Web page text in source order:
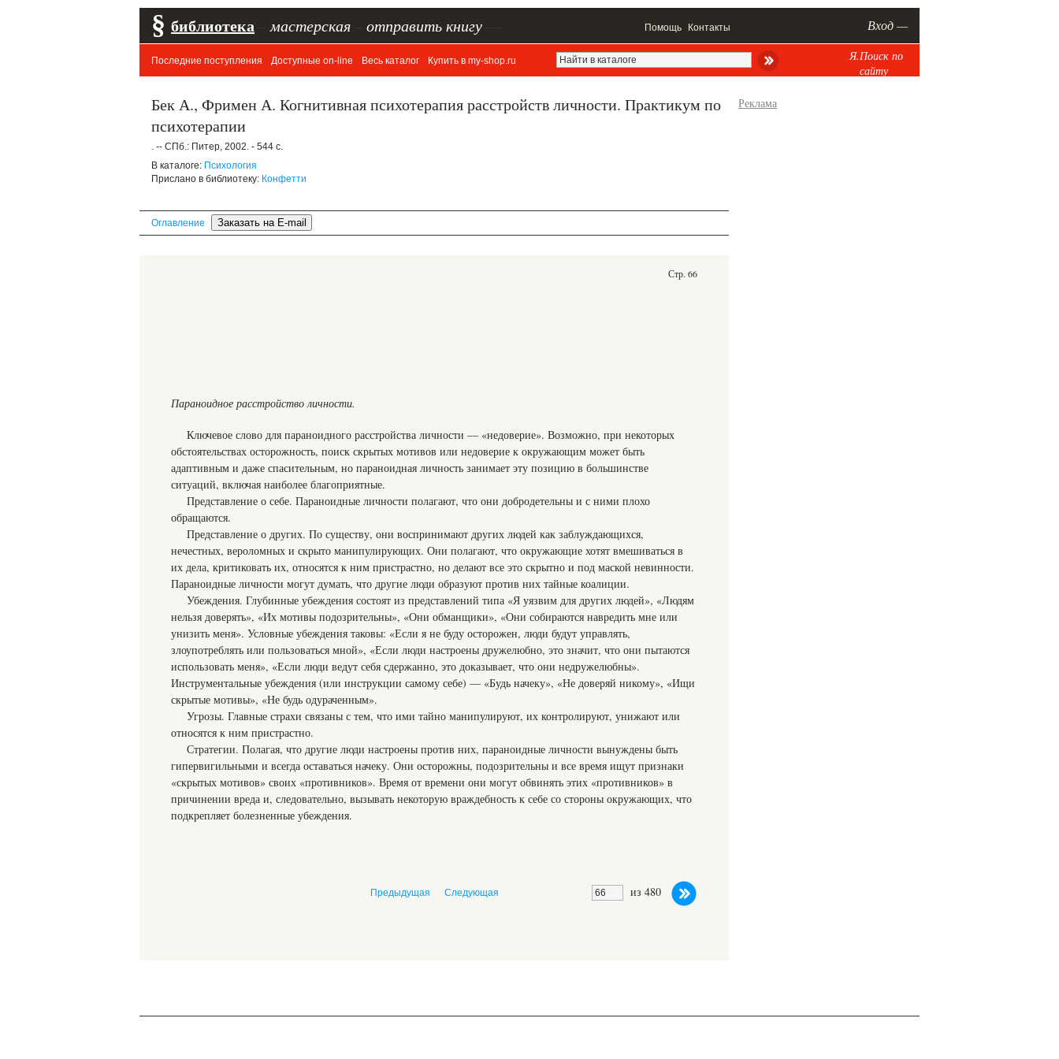
§ библиотека мастерская отправить книгу Помощь Контакты Вход —
Последние поступления Доступные on-line Весь каталог Купить в my-shop.ru
Я.Поиск по
сайту
Бек А., Фримен А. Когнитивная психотерапия расстройств личности. Практикум по
психотерапии
. -- СПб.: Питер, 2002. - 544 с.
В каталоге: Психология
Прислано в библиотеку: Конфетти
Оглавление
Стр. 66
Параноидное расстройство личности.
Ключевое слово для параноидного расстройства личности — «недоверие». Возможно, при некоторых
обстоятельствах осторожность, поиск скрытых мотивов или недоверие к окружающим может быть
адаптивным и даже спасительным, но параноидная личность занимает эту позицию в большинстве
ситуаций, включая наиболее благоприятные.
Представление о себе. Параноидные личности полагают, что они добродетельны и с ними плохо
обращаются.
Представление о других. По существу, они воспринимают других людей как заблуждающихся,
нечестных, вероломных и скрыто манипулирующих. Они полагают, что окружающие хотят вмешиваться в
их дела, критиковать их, относятся к ним пристрастно, но делают все это скрытно и под маской невинности.
Параноидные личности могут думать, что другие люди образуют против них тайные коалиции.
Убеждения. Глубинные убеждения состоят из представлений типа «Я уязвим для других людей», «Людям
нельзя доверять», «Их мотивы подозрительны», «Они обманщики», «Они собираются навредить мне или
унизить меня». Условные убеждения таковы: «Если я не буду осторожен, люди будут управлять,
злоупотреблять или пользоваться мной», «Если люди настроены дружелюбно, это значит, что они пытаются
использовать меня», «Если люди ведут себя сдержанно, это доказывает, что они недружелюбны».
Инструментальные убеждения (или инструкции самому себе) — «Будь начеку», «Не доверяй никому», «Ищи
скрытые мотивы», «Не будь одураченным».
Угрозы. Главные страхи связаны с тем, что ими тайно манипулируют, их контролируют, унижают или
относятся к ним пристрастно.
Стратегии. Полагая, что другие люди настроены против них, параноидные личности вынуждены быть
гипервигильными и всегда оставаться начеку. Они осторожны, подозрительны и все время ищут признаки
«скрытых мотивов» своих «противников». Время от времени они могут обвинять этих «противников» в
причинении вреда и, следовательно, вызывать некоторую враждебность к себе со стороны окружающих, что
подкрепляет болезненные убеждения.
из 480
Предыдущая Следующая
Реклама